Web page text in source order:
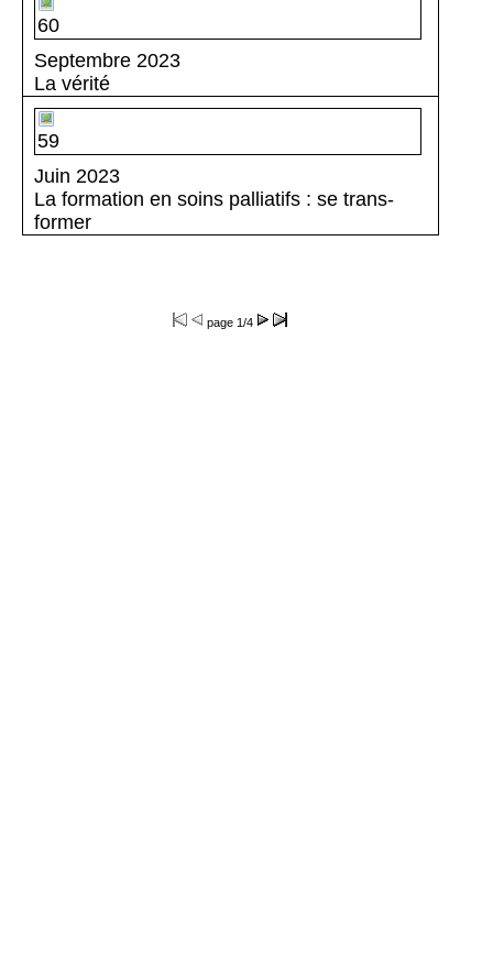
60
Septembre 2023
La vérité
59
Juin 2023
La formation en soins palliatifs : se trans-
former
page 1/4